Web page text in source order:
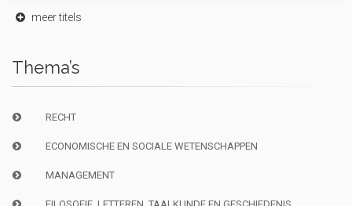
meer titels
Thema’s
RECHT
ECONOMISCHE EN SOCIALE WETENSCHAPPEN
MANAGEMENT